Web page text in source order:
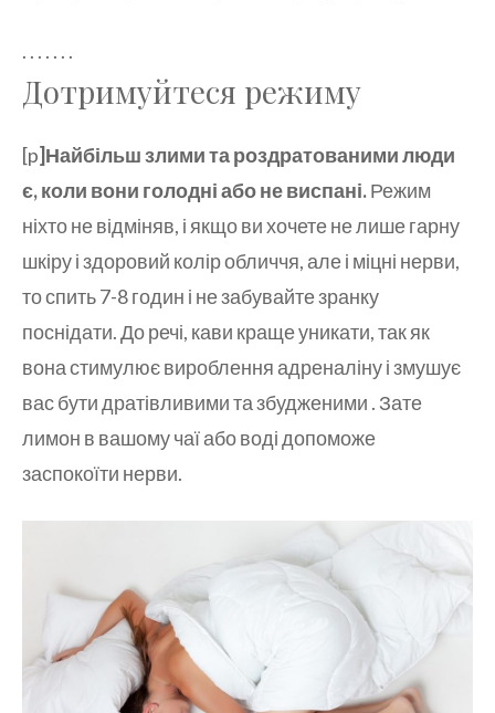
. . . . . . .
Дотримуйтеся режиму
[p]Найбільш злими та роздратованими люди
є, коли вони голодні або не виспані.Режим
ніхто не відміняв, і якщо ви хочете не лише гарну
шкіру і здоровий колір обличчя, але і міцні нерви,
то спить 7-8 годин і не забувайте зранку
поснідати. До речі, кави краще уникати, так як
вона стимулює вироблення адреналіну і змушує
вас бути дратівливими та збудженими . Зате
лимон в вашому чаї або воді допоможе
заспокоїти нерви.